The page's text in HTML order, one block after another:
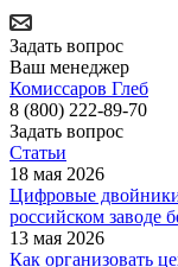
Задать вопрос
Ваш менеджер
Комиссаров Глеб
8 (800) 222-89-70
Задать вопрос
Статьи
18 мая 2026
Цифровые
российском заводе
13 мая 2026
Как организовать